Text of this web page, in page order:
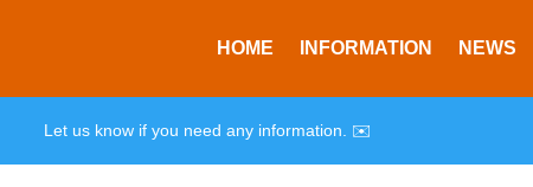
HOME INFORMATION NEWS
Let us know if you need any information. ✉️